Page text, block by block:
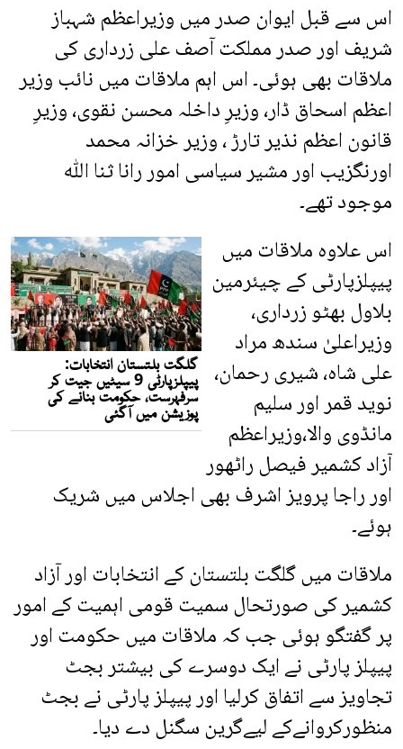
اس سے قبل ایوان صدر میں وزیراعظم شہباز
شریف اور صدر مملکت آصف علی زرداری کی
ملاقات بھی ہوئی۔ اس اہم ملاقات میں نائب وزیر
اعظم اسحاق ڈار، وزیرِ داخلہ محسن نقوی، وزیرِ
قانون اعظم نذیر تارڑ ، وزیر خزانہ محمد
اورنگزیب اور مشیر سیاسی امور رانا ثنا اللّٰہ
موجود تھے۔
اس علاوہ ملاقات میں
پیپلزپارٹی کے چیئرمین
بلاول بھٹو زرداری،
وزیراعلیٰ سندھ مراد
علی شاہ، شیری رحمان،
نوید قمر اور سلیم
مانڈوی والا،وزیراعظم
آزاد کشمیر فیصل راٹھور
اور راجا پرویز اشرف بھی اجلاس میں شریک
ہوئے۔
ملاقات میں گلگت بلتستان کے انتخابات اور آزاد
کشمیر کی صورتحال سمیت قومی اہمیت کے امور
پر گفتگو ہوئی جب کہ ملاقات میں حکومت اور
پیپلز پارٹی نے ایک دوسرے کی بیشتر بجٹ
تجاویز سے اتفاق کرلیا اور پیپلز پارٹی نے بجٹ
منظورکروانےکے لیےگرین سگنل دے دیا۔